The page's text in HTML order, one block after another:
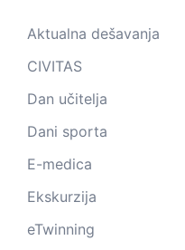
Aktualna dešavanja
CIVITAS
Dan učitelja
Dani sporta
E-medica
Ekskurzija
eTwinning